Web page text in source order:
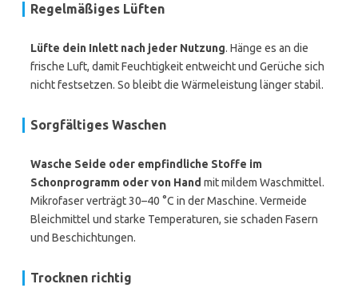
Regelmäßiges Lüften
Lüfte dein Inlett nach jeder Nutzung. Hänge es an die
frische Luft, damit Feuchtigkeit entweicht und Gerüche sich
nicht festsetzen. So bleibt die Wärmeleistung länger stabil.
Sorgfältiges Waschen
Wasche Seide oder empfindliche Stoffe im
Schonprogramm oder von Hand mit mildem Waschmittel.
Mikrofaser verträgt 30–40 °C in der Maschine. Vermeide
Bleichmittel und starke Temperaturen, sie schaden Fasern
und Beschichtungen.
Trocknen richtig